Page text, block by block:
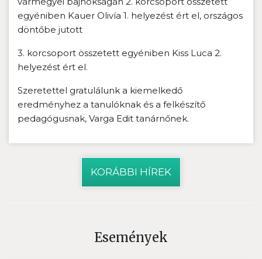
egyéniben Kauer Olivía 1. helyezést ért el, országos
döntőbe jutott
3. korcsoport összetett egyéniben Kiss Luca 2.
helyezést ért el.
Szeretettel gratulálunk a kiemelkedő
eredményhez a tanulóknak és a felkészítő
pedagógusnak, Varga Edit tanárnőnek.
KORÁBBI HÍREK
Események